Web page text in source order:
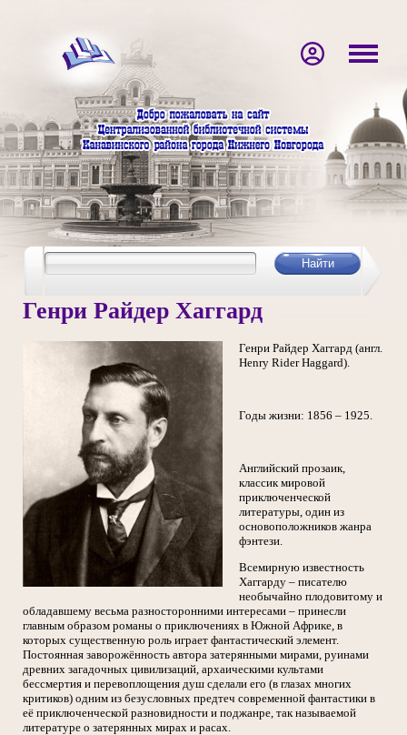
Генри Райдер Хаггард
Генри Райдер Хаггард (англ.
Henry Rider Haggard).
Годы жизни: 1856 – 1925.
Английский прозаик,
классик мировой
приключенческой
литературы, один из
основоположников жанра
фэнтези.
Всемирную известность
Хаггарду – писателю
необычайно плодовитому и
обладавшему весьма разносторонними интересами – принесли
главным образом романы о приключениях в Южной Африке, в
которых существенную роль играет фантастический элемент.
Постоянная заворожённость автора затерянными мирами, руинами
древних загадочных цивилизаций, архаическими культами
бессмертия и перевоплощения душ сделали его (в глазах многих
критиков) одним из безусловных предтеч современной фантастики в
её приключенческой разновидности и поджанре, так называемой
литературе о затерянных мирах и расах.